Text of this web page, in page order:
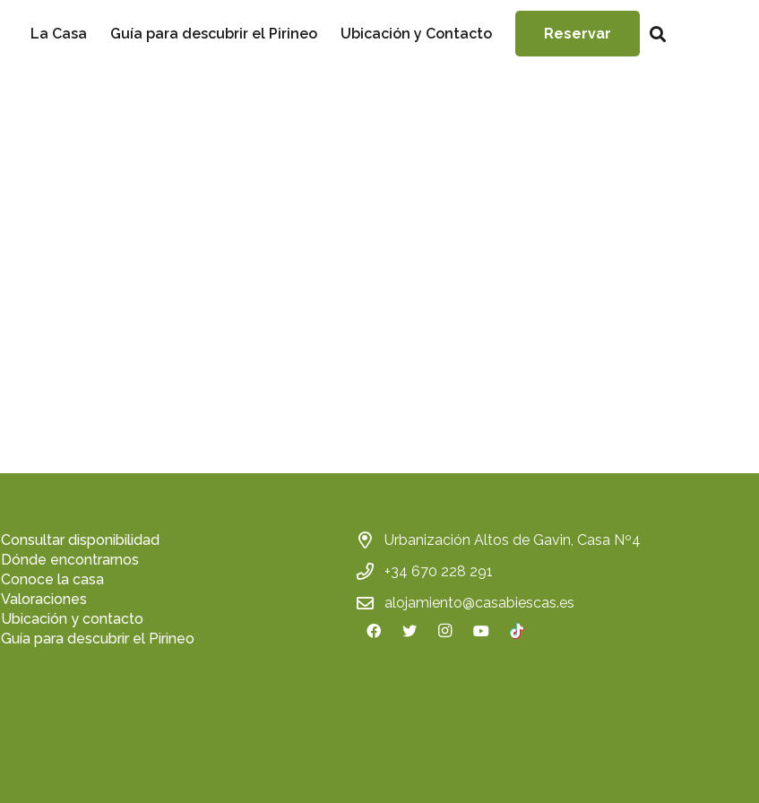
La Casa Guía para descubrir el Pirineo Ubicación y Contacto Reservar
Consultar disponibilidad
Dónde encontrarnos
Conoce la casa
Valoraciones
Ubicación y contacto
Guía para descubrir el Pirineo
Urbanización Altos de Gavin, Casa Nº4
+34 670 228 291
alojamiento@casabiescas.es